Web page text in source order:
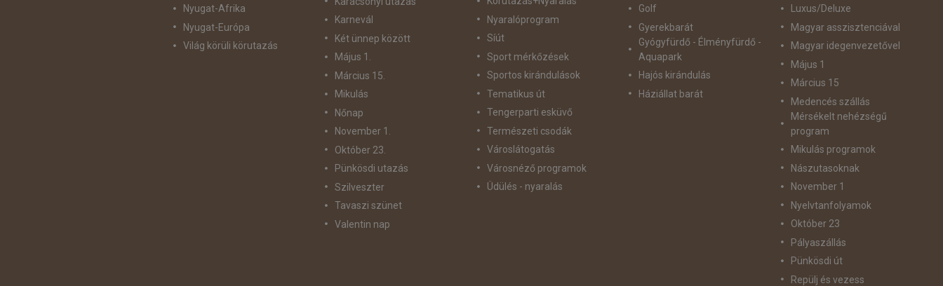
Nyugat-Afrika
Nyugat-Európa
Világ körüli körutazás
Karnevál
Két ünnep között
Május 1.
Március 15.
Mikulás
Nőnap
November 1.
Október 23.
Pünkösdi utazás
Szilveszter
Tavaszi szünet
Valentin nap
Nyaralóprogram
Síút
Sport mérkőzések
Sportos kirándulások
Tematikus út
Tengerparti esküvő
Természeti csodák
Városlátogatás
Városnéző programok
Üdülés - nyaralás
Golf
Gyerekbarát
Gyógyfürdő - Élményfürdő -
Aquapark
Hajós kirándulás
Háziállat barát
Luxus/Deluxe
Magyar asszisztenciával
Magyar idegenvezetővel
Május 1
Március 15
Medencés szállás
Mérsékelt nehézségű
program
Mikulás programok
Nászutasoknak
November 1
Nyelvtanfolyamok
Október 23
Pályaszállás
Pünkösdi út
Repülj és vezess